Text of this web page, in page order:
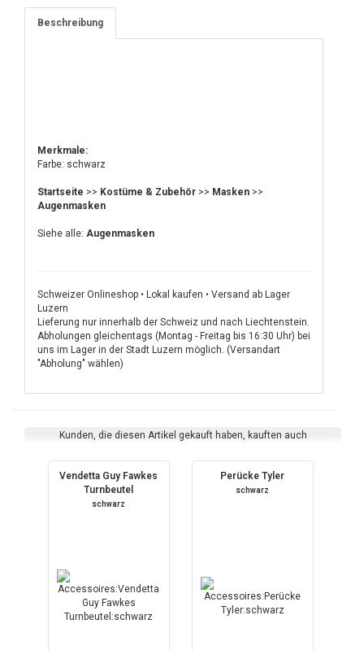
Beschreibung
Merkmale:
Farbe: schwarz
Startseite >> Kostüme & Zubehör >> Masken >>
Augenmasken
Siehe alle: Augenmasken
Schweizer Onlineshop • Lokal kaufen • Versand ab Lager
Luzern
Lieferung nur innerhalb der Schweiz und nach Liechtenstein.
Abholungen gleichentags (Montag - Freitag bis 16:30 Uhr) bei
uns im Lager in der Stadt Luzern möglich. (Versandart
"Abholung" wählen)
Kunden, die diesen Artikel gekauft haben, kauften auch
Vendetta Guy Fawkes
Turnbeutel
schwarz
Perücke Tyler
schwarz